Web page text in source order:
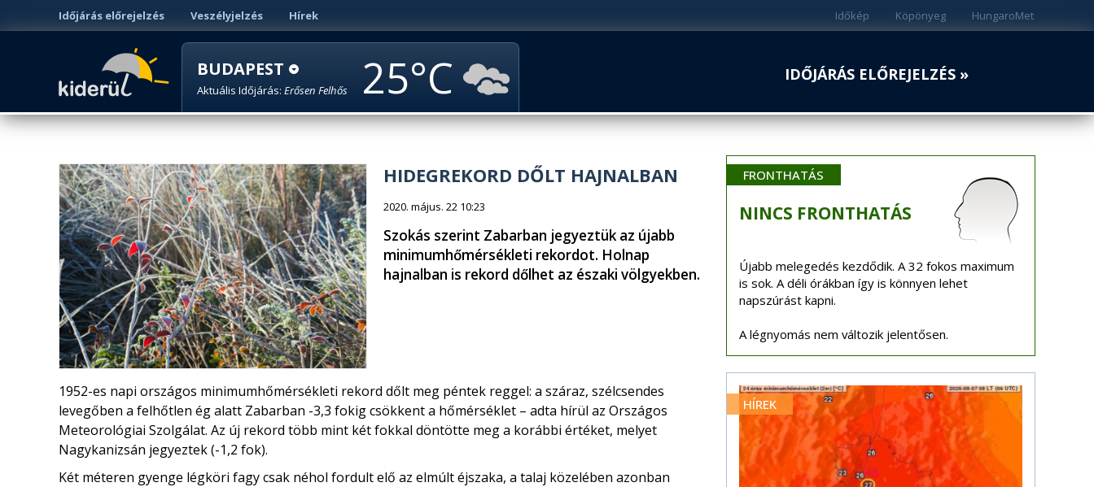
Időjárás előrejelzés Veszélyjelzés Hírek HungaroMet
Köpönyeg
Időkép
BUDAPEST
Aktuális Időjárás: Erősen Felhős 25 IDŐJÁRÁS ELŐREJELZÉS »
HIDEGREKORD DŐLT HAJNALBAN
2020. május. 22 10:23
Szokás szerint Zabarban jegyeztük az újabb
minimumhőmérsékleti rekordot. Holnap
hajnalban is rekord dőlhet az északi völgyekben.
1952-es napi országos minimumhőmérsékleti rekord dőlt meg péntek reggel: a száraz, szélcsendes
levegőben a felhőtlen ég alatt Zabarban -3,3 fokig csökkent a hőmérséklet – adta hírül az Országos
Meteorológiai Szolgálat. Az új rekord több mint két fokkal döntötte meg a korábbi értéket, melyet
Nagykanizsán jegyeztek (-1,2 fok).
Két méteren gyenge légköri fagy csak néhol fordult elő az elmúlt éjszaka, a talaj közelében azonban
FRONTHATÁS
NINCS FRONTHATÁS
Újabb melegedés kezdődik. A 32 fokos maximum
is sok. A déli órákban így is könnyen lehet
napszúrást kapni.
A légnyomás nem változik jelentősen.
HÍREK